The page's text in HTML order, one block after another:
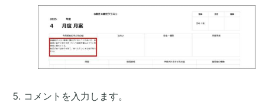
コメントを入力します。